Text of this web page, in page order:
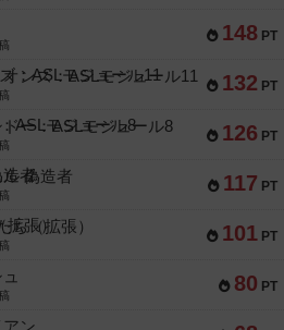
148 PT
132 PT
ンズ：ASLモジュール11
126 PT
ー：ASLモジュール8
117 PT
偽造者
101 PT
ち（拡張）
80 PT